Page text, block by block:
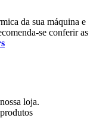
da sua máquina e
se conferir as
loja.